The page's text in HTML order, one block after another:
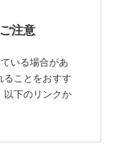
注意
いる場合があ
ることをおすす
以下のリンクか